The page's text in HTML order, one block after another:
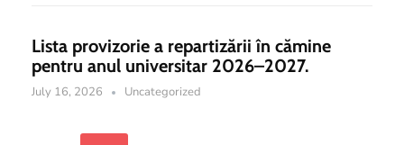
Lista provizorie a repartizării în cămine
pentru anul universitar 2026–2027.
July 16, 2026 Uncategorized